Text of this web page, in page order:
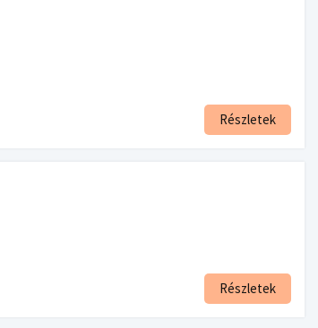
Részletek
Részletek